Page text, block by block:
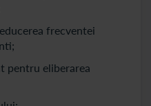
frecventei
pentru eliberarea